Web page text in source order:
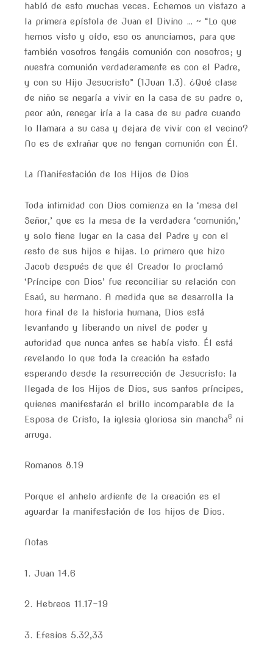
habló de esto muchas veces. Echemos un vistazo a
la primera epístola de Juan el Divino … ~ “Lo que
hemos visto y oído, eso os anunciamos, para que
también vosotros tengáis comunión con nosotros; y
nuestra comunión verdaderamente es con el Padre,
y con su Hijo Jesucristo” (1Juan 1.3). ¿Qué clase
de niño se negaría a vivir en la casa de su padre o,
peor aún, renegar iría a la casa de su padre cuando
lo llamara a su casa y dejara de vivir con el vecino?
No es de extrañar que no tengan comunión con Él.
La Manifestación de los Hijos de Dios
Toda intimidad con Dios comienza en la ‘mesa del
Señor,’ que es la mesa de la verdadera ‘comunión,’
y solo tiene lugar en la casa del Padre y con el
resto de sus hijos e hijas. Lo primero que hizo
Jacob después de que él Creador lo proclamó
‘Príncipe con Dios’ fue reconciliar su relación con
Esaú, su hermano. A medida que se desarrolla la
hora final de la historia humana, Dios está
levantando y liberando un nivel de poder y
autoridad que nunca antes se había visto. Él está
revelando lo que toda la creación ha estado
esperando desde la resurrección de Jesucristo: la
llegada de los Hijos de Dios, sus santos príncipes,
quienes manifestarán el brillo incomparable de la
Esposa de Cristo, la iglesia gloriosa sin mancha6 ni
arruga.
Romanos 8.19
Porque el anhelo ardiente de la creación es el
aguardar la manifestación de los hijos de Dios.
Notas
1. Juan 14.6
2. Hebreos 11.17-19
3. Efesios 5.32,33